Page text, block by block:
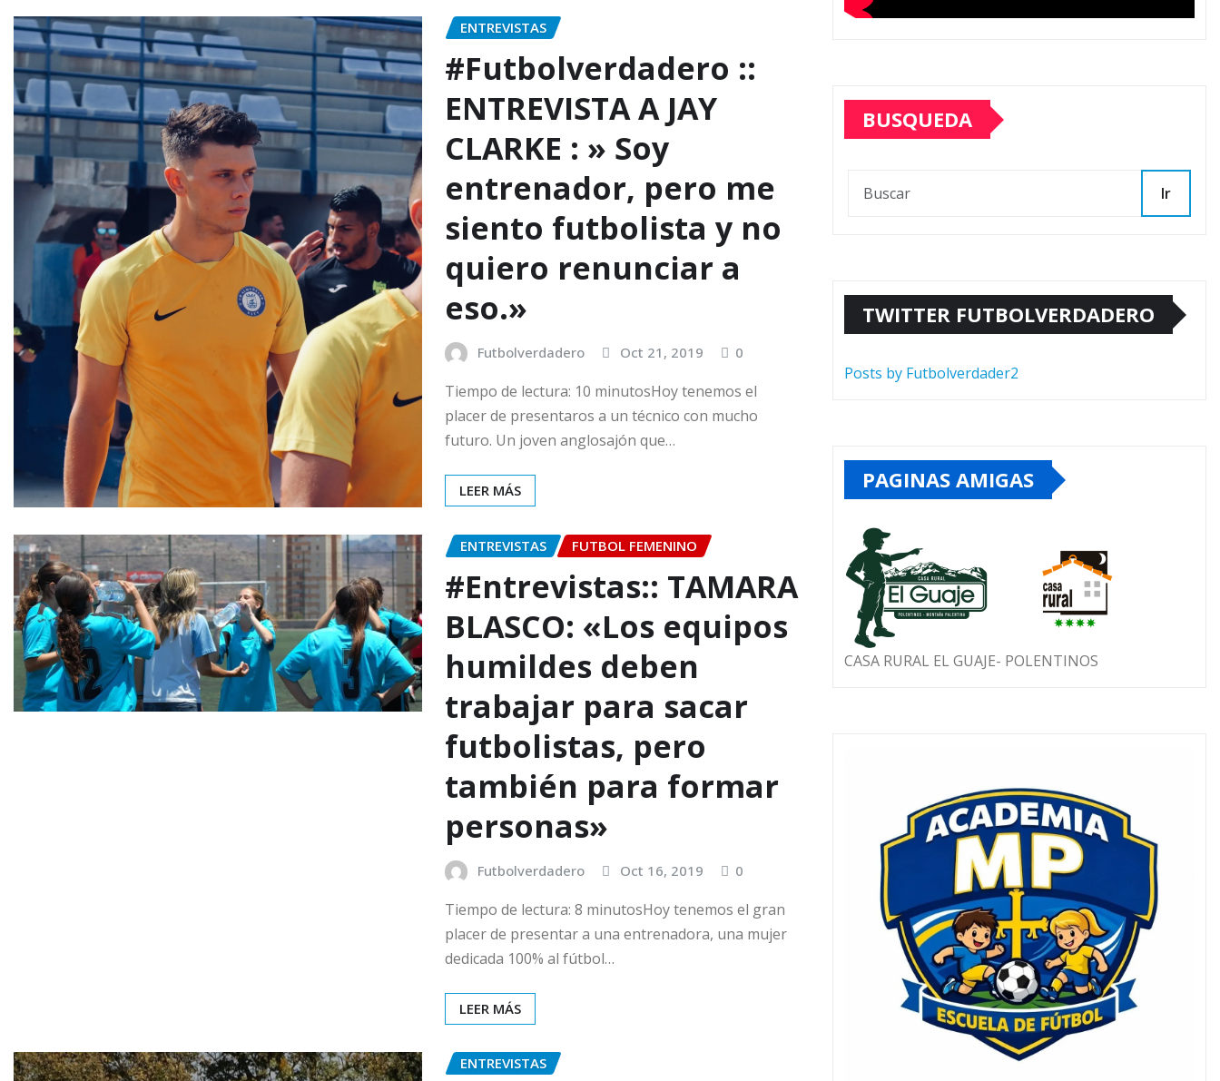
ENTREVISTAS
#Futbolverdadero ::
ENTREVISTA A JAY
CLARKE : » Soy
entrenador, pero me
siento futbolista y no
quiero renunciar a
eso.»
Futbolverdadero Oct 21, 2019 0
Tiempo de lectura: 10 minutosHoy tenemos el
placer de presentaros a un técnico con mucho
futuro. Un joven anglosajón que…
LEER MÁS
ENTREVISTAS FUTBOL FEMENINO
#Entrevistas:: TAMARA
BLASCO: «Los equipos
humildes deben
trabajar para sacar
futbolistas, pero
también para formar
personas»
Futbolverdadero Oct 16, 2019 0
Tiempo de lectura: 8 minutosHoy tenemos el gran
placer de presentar a una entrenadora, una mujer
dedicada 100% al fútbol…
LEER MÁS
ENTREVISTAS
BUSQUEDA
Ir
TWITTER FUTBOLVERDADERO
Posts by Futbolverdader2
PAGINAS AMIGAS
CASA RURAL EL GUAJE- POLENTINOS